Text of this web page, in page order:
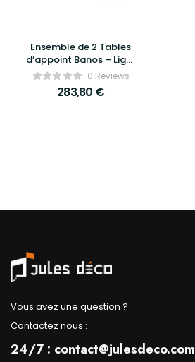
Ensemble de 2 Tables
d’appoint Banos – Light
& Living0 Reviews
283,80 €
Vous avez une question ?
Contactez nous :
24/7 : contact@julesdeco.com